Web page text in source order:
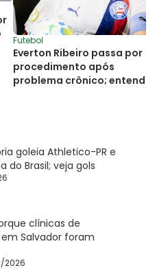
Futebol
Everton Ribeiro passa por
procedimento após
problema crônico; entenda
goleia Athletico-PR e
do Brasil; veja gols
clínicas de
Salvador foram
2026